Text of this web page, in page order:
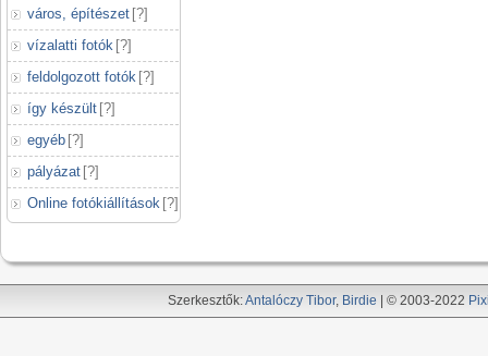
város, építészet [?]
vízalatti fotók [?]
feldolgozott fotók [?]
így készült [?]
egyéb [?]
pályázat [?]
Online fotókiállítások [?]
Szerkesztők:Antalóczy Tibor, Birdie | © 2003-2022